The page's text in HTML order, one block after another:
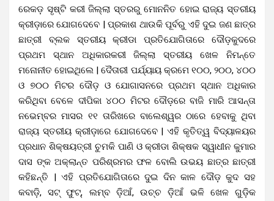
ରେକଡ଼ ସୃଷ୍ଟି କରୀ ଜିଲ୍ଲା ସ୍ତରରୁ ମୋନନିତ ହୋଇ ରାଜ୍ୟ ସ୍ତରୀୟ
କ୍ରୀଡ଼ାରେ ଯୋଗଦେବେ | ପ୍ରକାଶ ଥାଉକି ପୂର୍ବରୁ ଏହି ଦୁଇ ଜଣ ଛାତ୍ର
ଛାତ୍ରୀ ବ୍ଲକ ସ୍ତରୀୟ କ୍ରୀଡା ପ୍ରତିଯୋଗିତାରେ ଦୌଡ଼କୁଦରେ
ପ୍ରଥମ ସ୍ଥାନ ଅଧିକାରକରୀ ଜିଲ୍ଲା ସ୍ତରୀୟ ଖେଳ ନିମନ୍ତେ
ମନୋନୀତ ହୋଇଥିଲେ | ଦୈତାରୀ ପର୍ଯ୍ୟାୟ କ୍ରମେ ୧୦୦, ୨୦୦, ୪୦୦
ଓ ୭୦୦ ମିଟର ଦୌଡ଼ ଓ ଯୋଗାସନରେ ପ୍ରଥମ ସ୍ଥାନ ଅଧିକାର
କରିଥିବା ବେଳେ ଦୀପିକା ୪୦୦ ମିଟର ଦୌଡ଼ରେ ବାଜି ମାରି ଆସନ୍ତା
ନଭେମ୍ବର ମାସର ୧୧ ତାରିଖରେ ବାଲେଶ୍ୱର ଠାରେ ହେବାକୁ ଥିବା
ରାଜ୍ୟ ସ୍ତରୀୟ କ୍ରୀଡ଼ାରେ ଯୋଗଦେବେ | ଏହି କୃତିତ୍ୱ ବିଦ୍ୟାଳୟର
ପ୍ରଧାନ ଶିକ୍ଷୟତ୍ରୀ ଚୁମକି ପାଣି ଓ କ୍ରୀଡା ଶିକ୍ଷକ ସ୍ୱାଧୀନ କୁମାର
ଦାସ ଙ୍କ ଅକ୍ଲାନ୍ତ ପରିଶ୍ରମର ଫଳ ବୋଲି ଉଭୟ ଛାତ୍ର ଛାତ୍ରୀ
କହିଛନ୍ତି | ଏହି ପ୍ରତିଯୋଗିତାରେ ଦୁଇ ଦିନ କାଳ ଦୌଡ଼ କୁଦ ସହ
କବାଡ଼ି, ସଟ୍ ଫୁଟ୍, ଲମ୍ବ ଡ଼ିଆଁ, ଉଚ୍ଚ ଡ଼ିଆଁ ଭଳି ଖେଳ ଗୁଡ଼ିକ